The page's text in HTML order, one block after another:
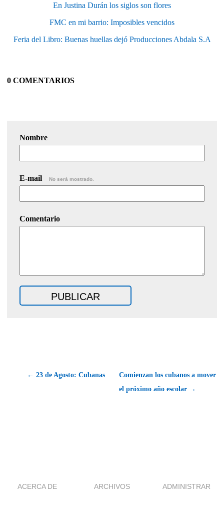
En Justina Durán los siglos son flores
FMC en mi barrio: Imposibles vencidos
Feria del Libro: Buenas huellas dejó Producciones Abdala S.A
0 COMENTARIOS
Nombre
E-mail No será mostrado.
Comentario
← 23 de Agosto: Cubanas
Comienzan los cubanos a mover
el próximo año escolar →
ACERCA DE ARCHIVOS ADMINISTRAR